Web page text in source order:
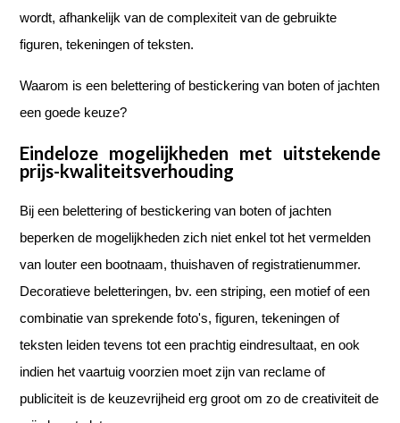
wordt, afhankelijk van de complexiteit van de gebruikte
figuren, tekeningen of teksten.
Waarom is een belettering of bestickering van boten of jachten
een goede keuze?
Eindeloze mogelijkheden met uitstekende
prijs-kwaliteitsverhouding
Bij een belettering of bestickering van boten of jachten
beperken de mogelijkheden zich niet enkel tot het vermelden
van louter een bootnaam, thuishaven of registratienummer.
Decoratieve beletteringen, bv. een striping, een motief of een
combinatie van sprekende foto's, figuren, tekeningen of
teksten leiden tevens tot een prachtig eindresultaat, en ook
indien het vaartuig voorzien moet zijn van reclame of
publiciteit is de keuzevrijheid erg groot om zo de creativiteit de